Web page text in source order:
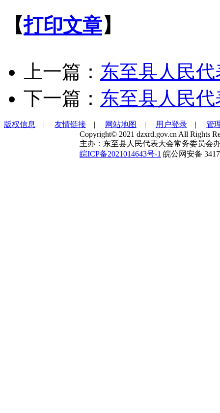
【打印文章】
上一篇： 东至县人民
下一篇： 东至县人民
版权信息 | 友情链接 | 网站地图 | 用户登录 | 管
Copyright© 2021 dzxrd.gov.cn All Rights
主办：东至县人民代表大会常务委员会
皖ICP备2021014643号-1 皖公网安备